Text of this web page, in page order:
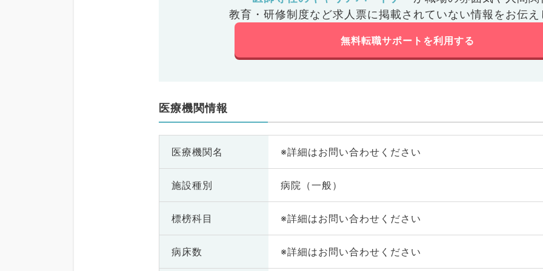
教育・研修制度など求人票に掲載されていない情報をお伝え
無料転職サポートを利用する
医療機関情報
医療機関名 ※詳細はお問い合わせください
施設種別 病院（一般）
標榜科目 ※詳細はお問い合わせください
病床数 ※詳細はお問い合わせください